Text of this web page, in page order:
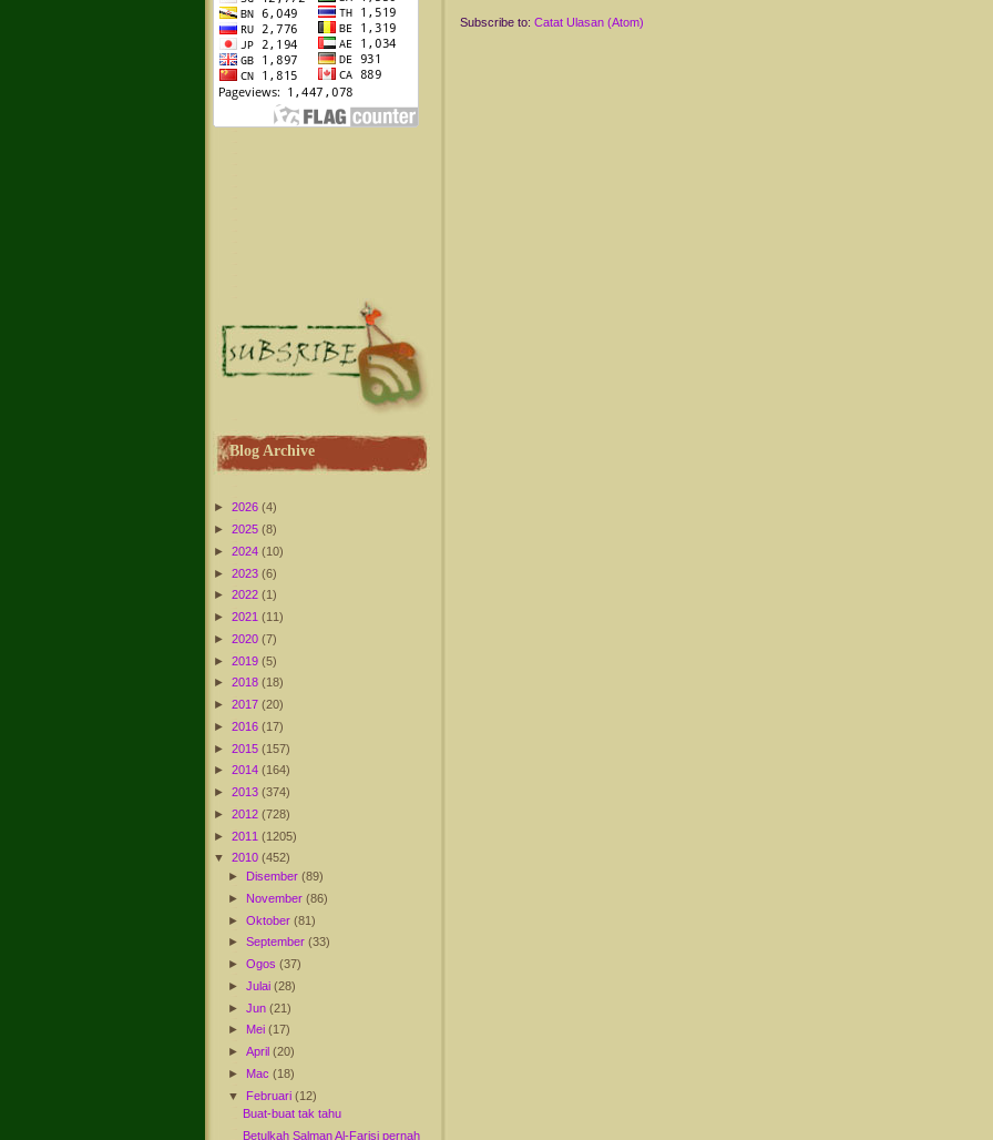
Blog Archive
► 2026 (4)
► 2025 (8)
► 2024 (10)
► 2023 (6)
► 2022 (1)
► 2021 (11)
► 2020 (7)
► 2019 (5)
► 2018 (18)
► 2017 (20)
► 2016 (17)
► 2015 (157)
► 2014 (164)
► 2013 (374)
► 2012 (728)
► 2011 (1205)
▼
2010 (452)
► Disember(89)
► November(86)
►Oktober(81)
►September(33)
►Ogos(37)
►Julai(28)
►Jun(21)
► Mei(17)
►April(20)
► Mac(18)
▼
Februari(12)
Buat-buat tak tahu
Betulkah Salman Al-Farisi pernah
Subscribe to: Catat Ulasan (Atom)